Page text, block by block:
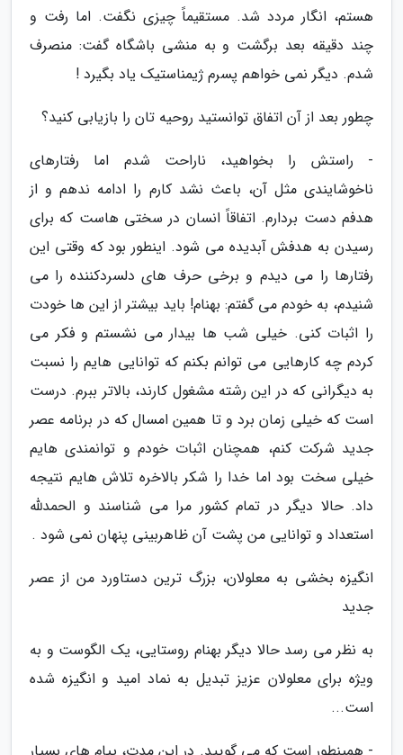
هستم، انگار مردد شد. مستقیماً چیزی نگفت. اما رفت و
چند دقیقه بعد برگشت و به منشی باشگاه گفت: منصرف
شدم. دیگر نمی خواهم پسرم ژیمناستیک یاد بگیرد !
چطور بعد از آن اتفاق توانستید روحیه تان را بازیابی کنید؟
- راستش را بخواهید، ناراحت شدم اما رفتارهای
ناخوشایندی مثل آن، باعث نشد کارم را ادامه ندهم و از
هدفم دست بردارم. اتفاقاً انسان در سختی هاست که برای
رسیدن به هدفش آبدیده می شود. اینطور بود که وقتی این
رفتارها را می دیدم و برخی حرف های دلسردکننده را می
شنیدم، به خودم می گفتم: بهنام! باید بیشتر از این ها خودت
را اثبات کنی. خیلی شب ها بیدار می نشستم و فکر می
کردم چه کارهایی می توانم بکنم که توانایی هایم را نسبت
به دیگرانی که در این رشته مشغول کارند، بالاتر ببرم. درست
است که خیلی زمان برد و تا همین امسال که در برنامه عصر
جدید شرکت کنم، همچنان اثبات خودم و توانمندی هایم
خیلی سخت بود اما خدا را شکر بالاخره تلاش هایم نتیجه
داد. حالا دیگر در تمام کشور مرا می شناسند و الحمدلله
استعداد و توانایی من پشت آن ظاهربینی پنهان نمی شود .
انگیزه بخشی به معلولان، بزرگ ترین دستاورد من از عصر
جدید
به نظر می رسد حالا دیگر بهنام روستایی، یک الگوست و به
ویژه برای معلولان عزیز تبدیل به نماد امید و انگیزه شده
است...